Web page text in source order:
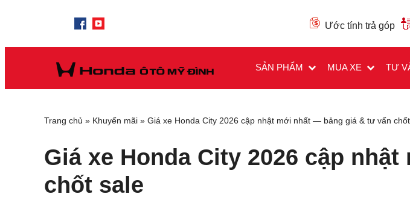
Ước tính trả góp
SẢN PHẨM MUA XE TƯ
Trang chủ » Khuyến mãi » Giá xe Honda City 2026 cập nhật mới nhất — bảng giá & tư vấn
Giá xe Honda City 2026 cập
chốt sale